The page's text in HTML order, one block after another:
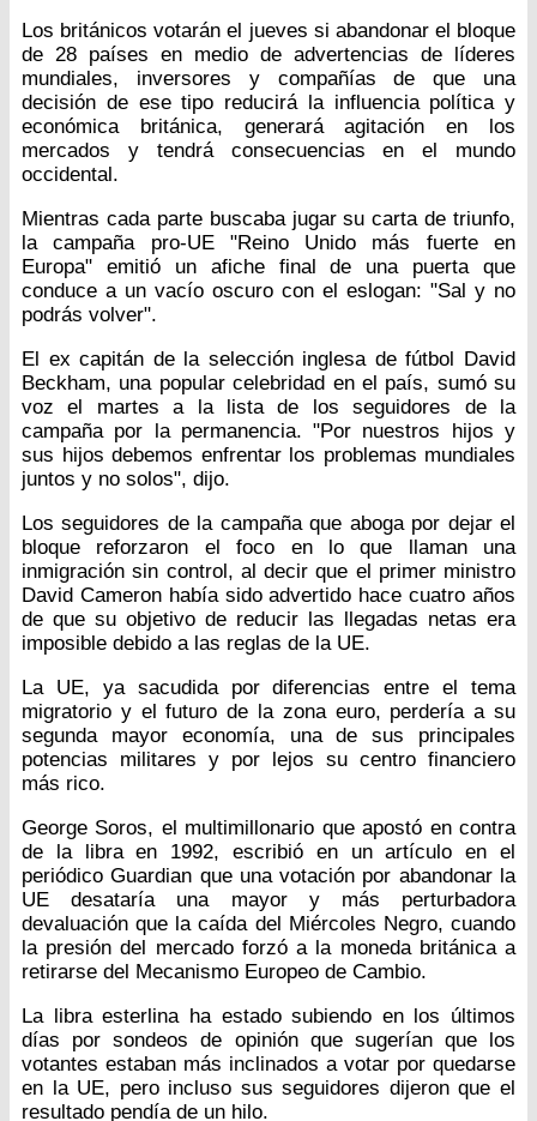
Los británicos votarán el jueves si abandonar el bloque
de 28 países en medio de advertencias de líderes
mundiales, inversores y compañías de que una
decisión de ese tipo reducirá la influencia política y
económica británica, generará agitación en los
mercados y tendrá consecuencias en el mundo
occidental.
Mientras cada parte buscaba jugar su carta de triunfo,
la campaña pro-UE "Reino Unido más fuerte en
Europa" emitió un afiche final de una puerta que
conduce a un vacío oscuro con el eslogan: "Sal y no
podrás volver".
El ex capitán de la selección inglesa de fútbol David
Beckham, una popular celebridad en el país, sumó su
voz el martes a la lista de los seguidores de la
campaña por la permanencia. "Por nuestros hijos y
sus hijos debemos enfrentar los problemas mundiales
juntos y no solos", dijo.
Los seguidores de la campaña que aboga por dejar el
bloque reforzaron el foco en lo que llaman una
inmigración sin control, al decir que el primer ministro
David Cameron había sido advertido hace cuatro años
de que su objetivo de reducir las llegadas netas era
imposible debido a las reglas de la UE.
La UE, ya sacudida por diferencias entre el tema
migratorio y el futuro de la zona euro, perdería a su
segunda mayor economía, una de sus principales
potencias militares y por lejos su centro financiero
más rico.
George Soros, el multimillonario que apostó en contra
de la libra en 1992, escribió en un artículo en el
periódico Guardian que una votación por abandonar la
UE desataría una mayor y más perturbadora
devaluación que la caída del Miércoles Negro, cuando
la presión del mercado forzó a la moneda británica a
retirarse del Mecanismo Europeo de Cambio.
La libra esterlina ha estado subiendo en los últimos
días por sondeos de opinión que sugerían que los
votantes estaban más inclinados a votar por quedarse
en la UE, pero incluso sus seguidores dijeron que el
resultado pendía de un hilo.